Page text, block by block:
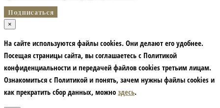
×
На сайте используются файлы cookies. Они делают его удобнее.
Посещая страницы сайта, вы соглашаетесь с Политикой
конфиденциальности и передачей файлов cookies третьим лицам.
Ознакомиться с Политикой и понять, зачем нужны файлы сookies и
как прекратить сбор данных, можно здесь.